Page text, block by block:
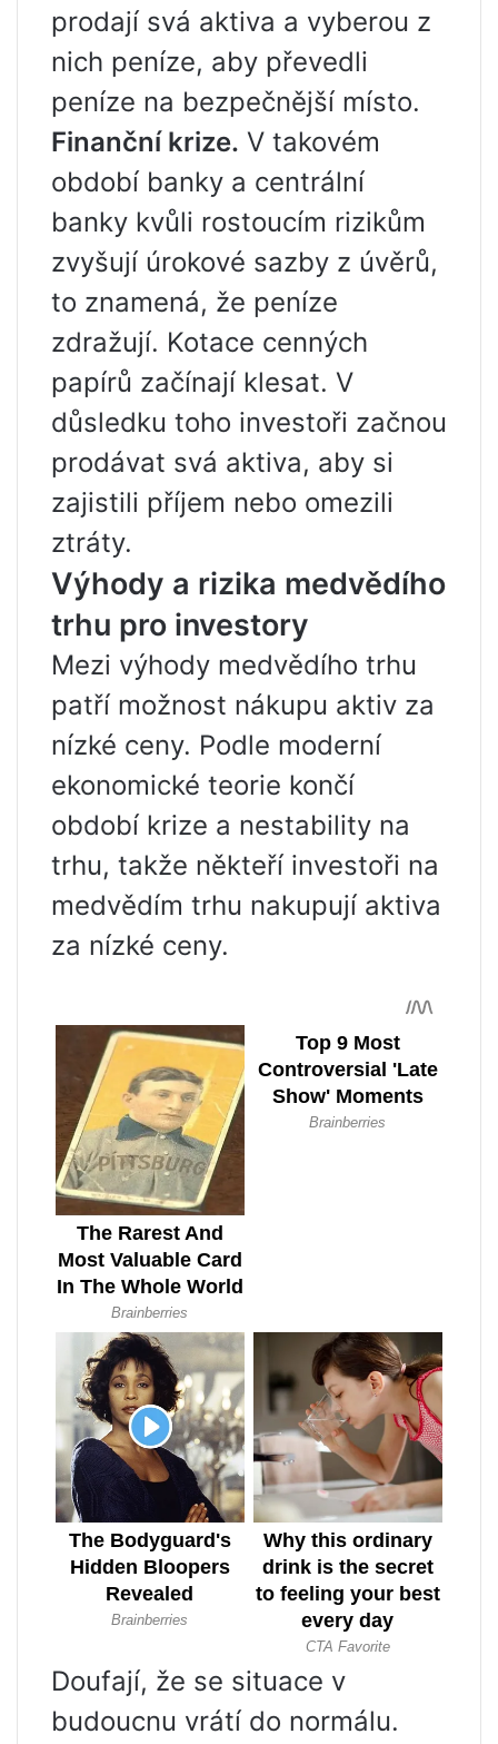
prodají svá aktiva a vyberou z
nich peníze, aby převedli
peníze na bezpečnější místo.
Finanční krize. V takovém
období banky a centrální
banky kvůli rostoucím rizikům
zvyšují úrokové sazby z úvěrů,
to znamená, že peníze
zdražují. Kotace cenných
papírů začínají klesat. V
důsledku toho investoři začnou
prodávat svá aktiva, aby si
zajistili příjem nebo omezili
ztráty.
Výhody a rizika medvědího
trhu pro investory
Mezi výhody medvědího trhu
patří možnost nákupu aktiv za
nízké ceny. Podle moderní
ekonomické teorie končí
období krize a nestability na
trhu, takže někteří investoři na
medvědím trhu nakupují aktiva
za nízké ceny.
Doufají, že se situace v
budoucnu vrátí do normálu.